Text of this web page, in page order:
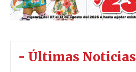
- Últimas Noticias